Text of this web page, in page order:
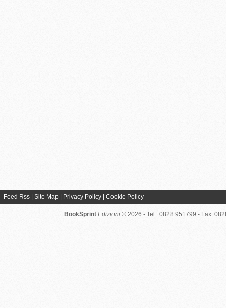
Feed Rss Site Map Privacy Policy Cookie Policy
BookSprint Edizioni © 2026 - Tel.: 0828 951799 - Fax: